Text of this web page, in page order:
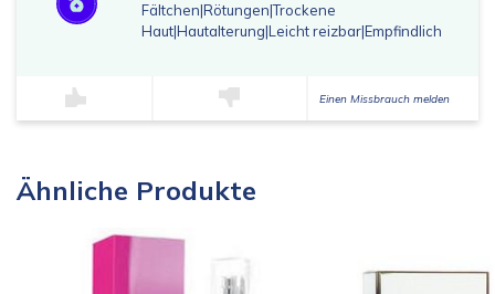
Fältchen|Rötungen|Trockene
Haut|Hautalterung|Leicht reizbar|Empfindlich
Einen Missbrauch melden
Ähnliche Produkte